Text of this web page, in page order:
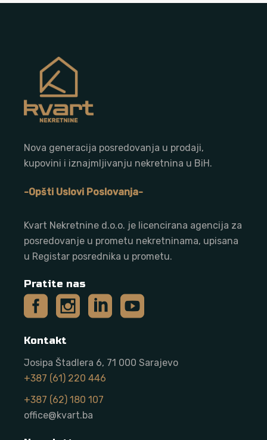
Nova generacija posredovanja u prodaji,
kupovini i iznajmljivanju nekretnina u BiH.
-Opšti Uslovi Poslovanja-
Kvart Nekretnine d.o.o. je licencirana agencija za
posredovanje u prometu nekretninama, upisana
u Registar posrednika u prometu.
Pratite nas
Kontakt
Josipa Štadlera 6, 71 000 Sarajevo
+387 (61) 220 446
+387 (62) 180 107
office@kvart.ba